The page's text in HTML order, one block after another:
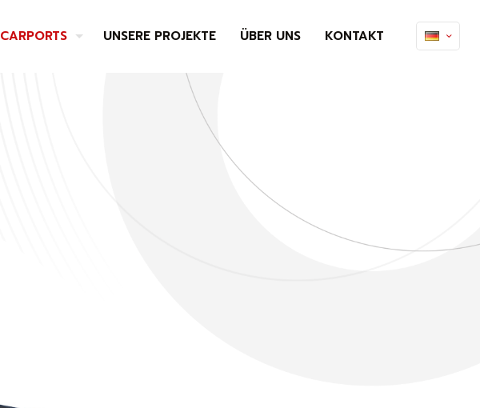
CARPORTS UNSERE PROJEKTE ÜBER UNS KONTAKT